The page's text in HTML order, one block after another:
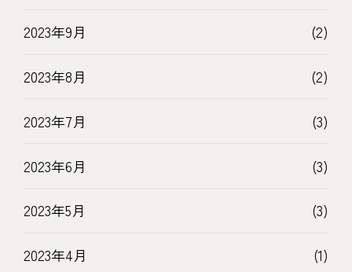
2023年9月 (2)
2023年8月 (2)
2023年7月 (3)
2023年6月 (3)
2023年5月 (3)
2023年4月 (1)